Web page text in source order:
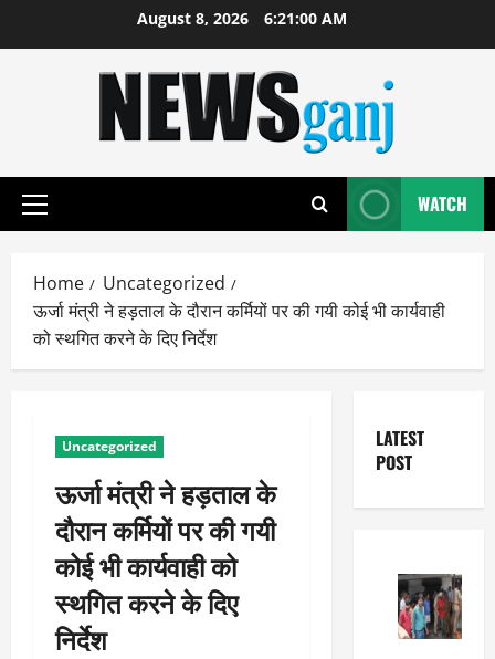
August 8, 2026 6:21:01 AM
Primary
WATCH
Home
Uncategorized
ऊर्जा मंत्री ने हड़ताल के दौरान कर्मियों पर की गयी कोई भी कार्यवाही
को स्थगित करने के दिए निर्देश
Uncategorized
ऊर्जा मंत्री ने हड़ताल के
दौरान कर्मियों पर की गयी
कोई भी कार्यवाही को
स्थगित करने के दिए
निर्देश
LATEST
POST